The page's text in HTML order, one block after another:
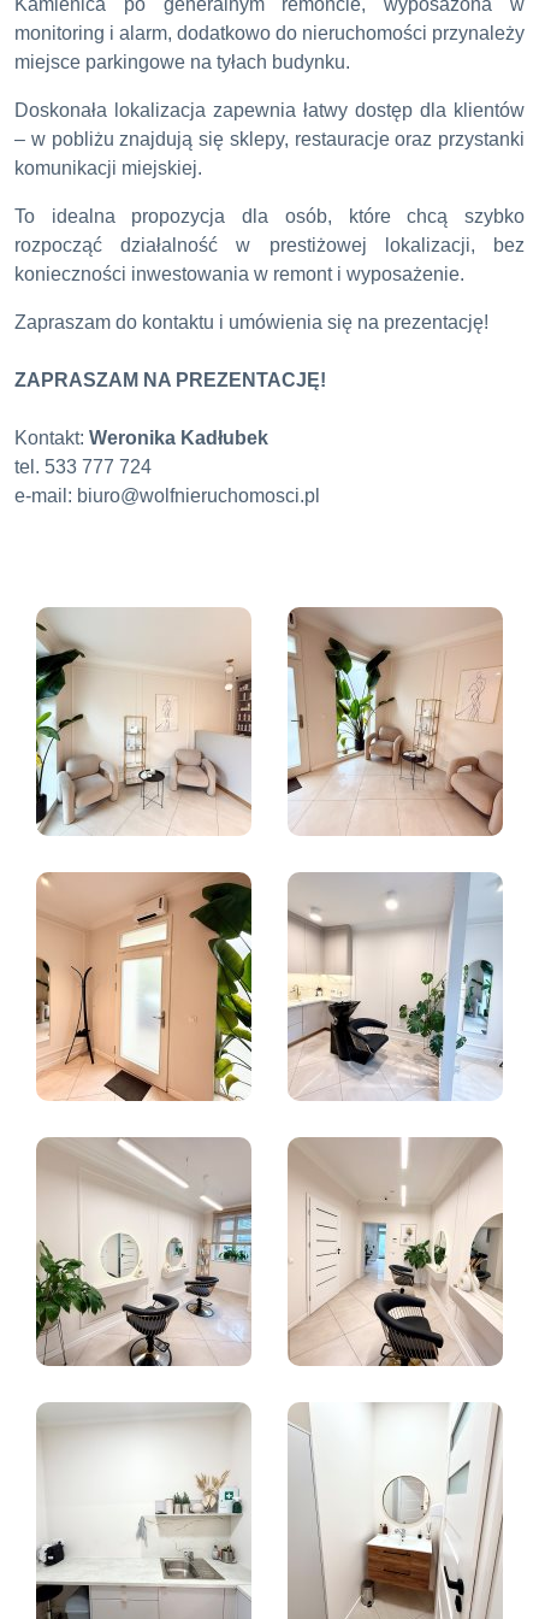
monitoring i alarm, dodatkowo do nieruchomości przynależy
miejsce parkingowe na tyłach budynku.
Doskonała lokalizacja zapewnia łatwy dostęp dla klientów
– w pobliżu znajdują się sklepy, restauracje oraz przystanki
komunikacji miejskiej.
To idealna propozycja dla osób, które chcą szybko
rozpocząć działalność w prestiżowej lokalizacji, bez
konieczności inwestowania w remont i wyposażenie.
Zapraszam do kontaktu i umówienia się na prezentację!
ZAPRASZAM NA PREZENTACJĘ!
Kontakt: Weronika Kadłubek
tel. 533 777 724
e-mail: biuro@wolfnieruchomosci.pl